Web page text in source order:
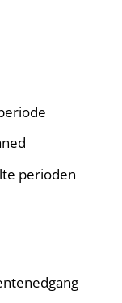
perioden